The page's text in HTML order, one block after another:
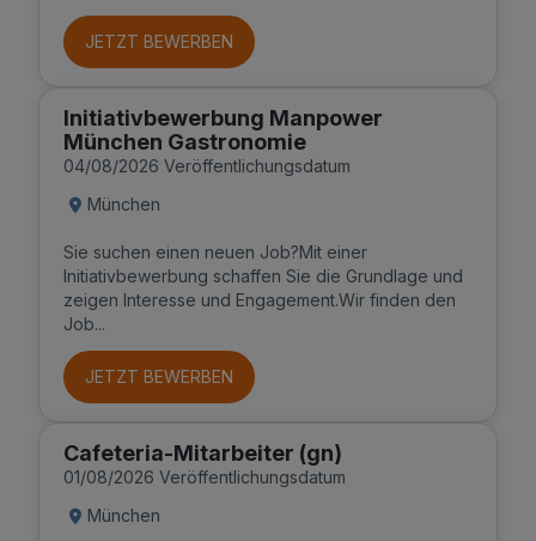
JETZT BEWERBEN
Initiativbewerbung Manpower
München Gastronomie
04/08/2026 Veröffentlichungsdatum
München
Sie suchen einen neuen Job?Mit einer
Initiativbewerbung schaffen Sie die Grundlage und
zeigen Interesse und Engagement.Wir finden den
Job...
JETZT BEWERBEN
Cafeteria-Mitarbeiter (gn)
01/08/2026 Veröffentlichungsdatum
München